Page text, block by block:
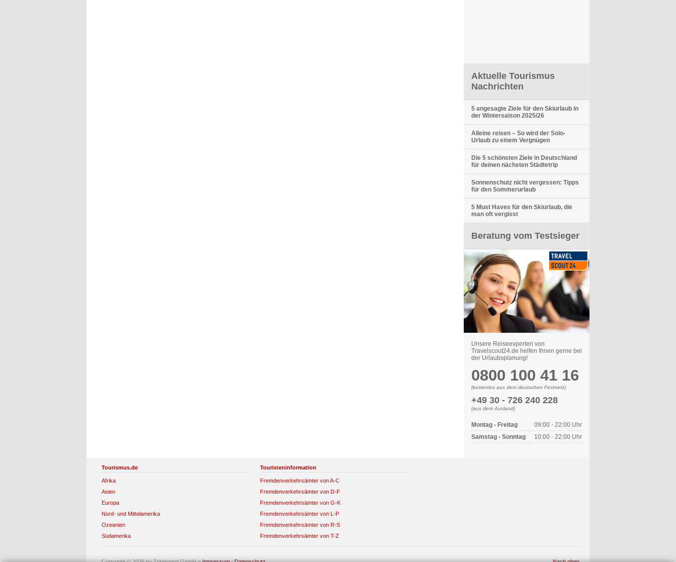
Aktuelle Tourismus
Nachrichten
5 angesagte Ziele für den Skiurlaub in
der Wintersaison 2025/26
Alleine reisen – So wird der Solo-
Urlaub zu einem Vergnügen
Die 5 schönsten Ziele in Deutschland
für deinen nächsten Städtetrip
Sonnenschutz nicht vergessen: Tipps
für den Sommerurlaub
5 Must Haves für den Skiurlaub, die
man oft vergisst
Beratung vom Testsieger
Unsere Reiseexperten von
Travelscout24.de helfen Ihnen gerne bei
der Urlaubsplanung!
0800 100 41 16
(kostenlos aus dem deutschen Festnetz)
+49 30 - 726 240 228
(aus dem Ausland)
Montag - Freitag
09:00 - 22:00 Uhr
Samstag - Sonntag
10:00 - 22:00 Uhr
Tourismus.de
Afrika
Asien
Europa
Nord- und Mittelamerika
Ozeanien
Südamerika
Touristeninformation
Fremdenverkehrsämter von A-C
Fremdenverkehrsämter von D-F
Fremdenverkehrsämter von G-K
Fremdenverkehrsämter von L-P
Fremdenverkehrsämter von R-S
Fremdenverkehrsämter von T-Z